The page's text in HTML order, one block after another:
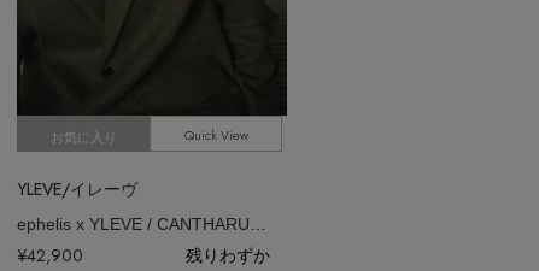
お気に入り Quick View
YLEVE/イレーヴ
¥42,900 残りわずか